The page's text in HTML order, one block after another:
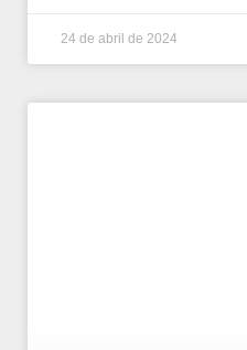
24 de abril de 2024